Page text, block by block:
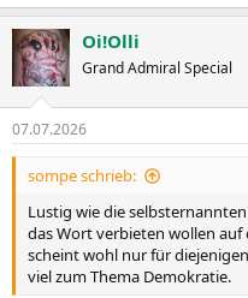
Oi!Olli
Grand Admiral Special
07.07.2026
sompe schrieb:
Lustig wie die
das Wort verbieten wollen auf
scheint wohl nur für
viel zum Thema Demokratie.